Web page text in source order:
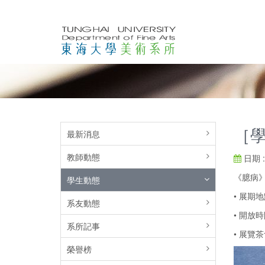
最新消息
教師動態
學生動態
系友動態
系所記事
榮譽榜
［
日期
《臆
• 展期
• 開放
• 展覽